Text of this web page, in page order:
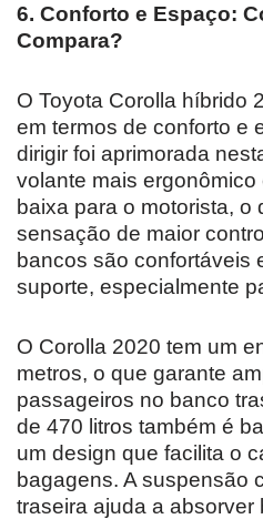
6. Conforto e Espaço:
Compara?
O Toyota Corolla híbrido
em termos de conforto e
dirigir foi aprimorada
volante mais
baixa para o motorista, o
sensação de maior
bancos são confortáveis
suporte, especialmente
O Corolla 2020 tem um
metros, o que garante
passageiros no banco
de 470 litros também é
um design que facilita o
bagagens. A suspensão
traseira ajuda a absorver